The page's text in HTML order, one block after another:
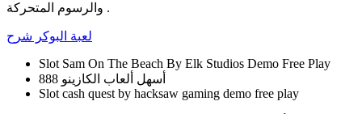
والرسوم المتحركة .
لعبة البوكر شرح
Slot Sam On The Beach By Elk Studios Demo Free Play
أسهل ألعاب الكازينو 888
Slot cash quest by hacksaw gaming demo free play